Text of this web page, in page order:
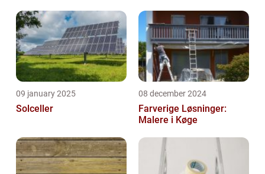
09 january 2025
Solceller
08 december 2024
Farverige Løsninger:
Malere i Køge